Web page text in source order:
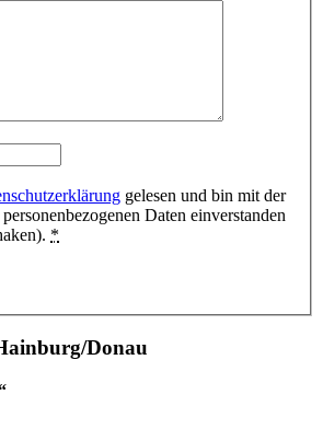
gelesen und bin mit der
Daten einverstanden
*
Donau